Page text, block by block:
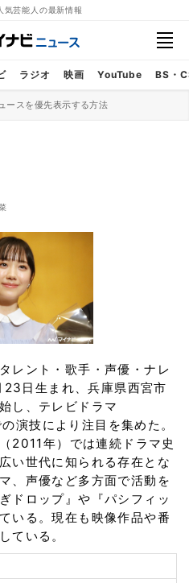
気芸能人の最新情報
ラジオ 映画 YouTube BS・
ースを優先表示する方法
レント・歌手・声優・ナレ
日生まれ、兵庫県西宮市
し、テレビドラマ
演技により注目を集めた。
2011年）では連続ドラマ史
い世代に知られる存在とな
、声優など多方面で活動を
ドロップ』や『パシフィッ
いる。現在も映像作品や番
ている。